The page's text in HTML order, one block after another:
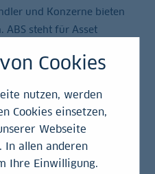
und Konzerne bieten
ABS steht für Asset
(backed)
bei der
der Asset
Cookies
nutzen, werden
Cookies einsetzen,
Webseite
In allen anderen
Ihre Einwilligung.